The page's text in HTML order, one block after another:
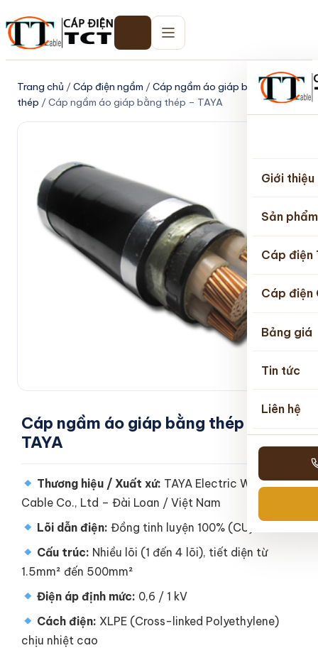
Giới thiệu
Sản phẩm
Cáp điện
Cáp điện
Bảng giá
Tin tức
Liên hệ
Trang chủ /Cáp điện ngầm /Cáp ngầm áo giáp băng
thép / Cáp ngầm áo giáp bằng thép – TAYA
Cáp ngầm áo giáp bằng thép –
TAYA
Thương hiệu / Xuất xứ: TAYA Electric Wire &
Cable Co., Ltd – Đài Loan / Việt Nam
Lõi dẫn điện: Đồng tinh luyện 100% (CU)
Cấu trúc: Nhiều lõi (1 đến 4 lõi), tiết diện từ
1.5mm² đến 500mm²
Điện áp định mức: 0,6 / 1 kV
Cách điện: XLPE (Cross-linked Polyethylene)
chịu nhiệt cao